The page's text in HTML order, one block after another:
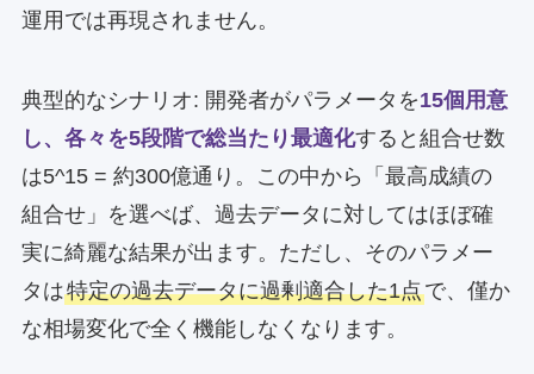
運用では再現されません。
典型的なシナリオ: 開発者がパラメータを15個用意
し、各々を5段階で総当たり最適化すると組合せ数
は5^15 = 約300億通り。この中から「最高成績の
組合せ」を選べば、過去データに対してはほぼ確
実に綺麗な結果が出ます。ただし、そのパラメー
タは特定の過去データに過剰適合した1点で、僅か
な相場変化で全く機能しなくなります。